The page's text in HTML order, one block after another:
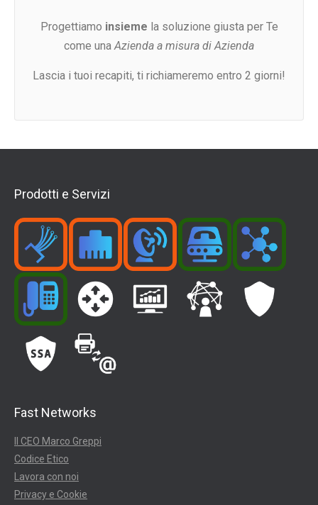
Progettiamo insieme la soluzione giusta per Te
come una Azienda a misura di Azienda
Lascia i tuoi recapiti, ti richiameremo entro 2 giorni!
Prodotti e Servizi
Fast Networks
Il CEO Marco Greppi
Codice Etico
Lavora con noi
Privacy e Cookie